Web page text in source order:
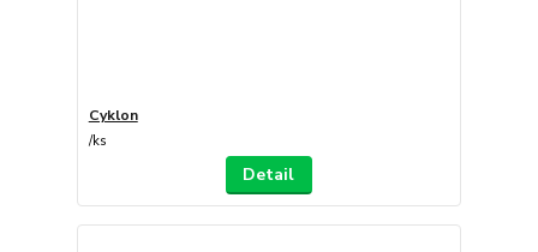
Cyklon
/ks
Detail